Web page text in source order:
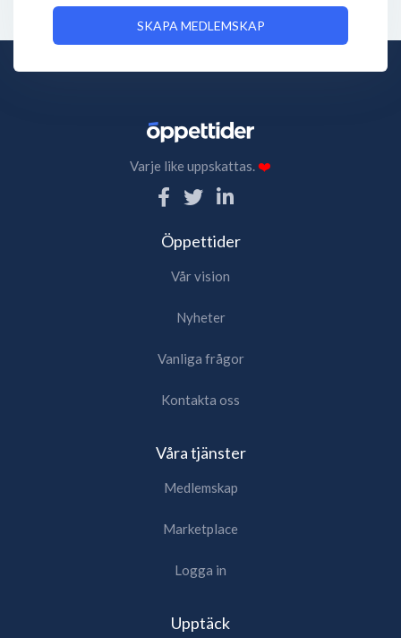
SKAPA MEDLEMSKAP
Varje like uppskattas.❤️
Öppettider
Vår vision
Nyheter
Vanliga frågor
Kontakta oss
Våra tjänster
Medlemskap
Marketplace
Logga in
Upptäck